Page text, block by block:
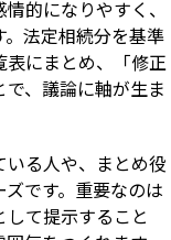
的になりやすく、
法定相続分を基準
表にまとめ、「修正
、議論に軸が生ま
る人や、まとめ役
です。重要なのは
して提示すること